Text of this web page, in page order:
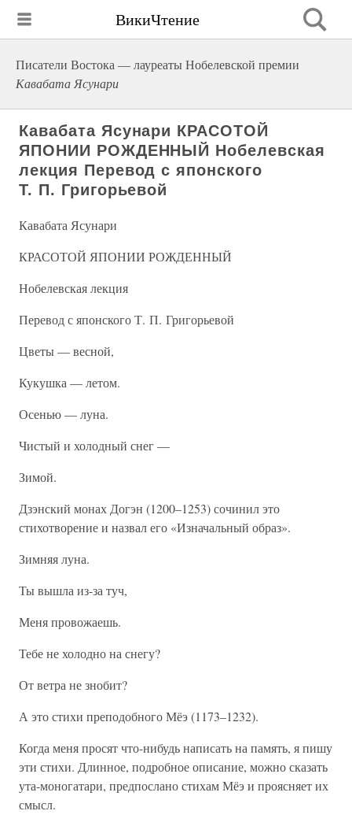
ВикиЧтение
Писатели Востока — лауреаты Нобелевской премии
Кавабата Ясунари
Кавабата Ясунари КРАСОТОЙ
ЯПОНИИ РОЖДЕННЫЙ Нобелевская
лекция Перевод с японского
Т. П. Григорьевой
Кавабата Ясунари
КРАСОТОЙ ЯПОНИИ РОЖДЕННЫЙ
Нобелевская лекция
Перевод с японского Т. П. Григорьевой
Цветы — весной,
Кукушка — летом.
Осенью — луна.
Чистый и холодный снег —
Зимой.
Дзэнский монах Догэн (1200–1253) сочинил это
стихотворение и назвал его «Изначальный образ».
Зимняя луна.
Ты вышла из-за туч,
Меня провожаешь.
Тебе не холодно на снегу?
От ветра не знобит?
А это стихи преподобного Мёэ (1173–1232).
Когда меня просят что-нибудь написать на память, я пишу
эти стихи. Длинное, подробное описание, можно сказать
ута-моногатари, предпослано стихам Мёэ и проясняет их
смысл.